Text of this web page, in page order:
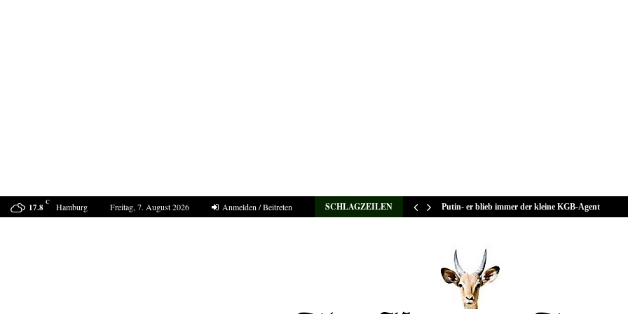
17.8 C Hamburg Freitag, 7. August 2026 Anmelden / Beitreten SCHLAGZEILEN
ProDogRomania e.V. weist die moralische Schuld dem… Putin- er blieb immer der kleine KGB-Agent